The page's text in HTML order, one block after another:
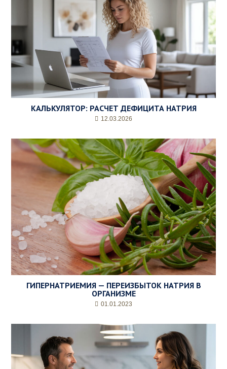
КАЛЬКУЛЯТОР: РАСЧЕТ ДЕФИЦИТА НАТРИЯ
12.03.2026
ГИПЕРНАТРИЕМИЯ — ПЕРЕИЗБЫТОК НАТРИЯ В
ОРГАНИЗМЕ
01.01.2023